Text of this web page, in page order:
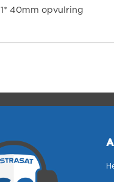
1* 40mm opvulring